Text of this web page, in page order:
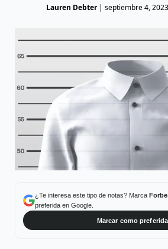
Lauren Debter| septiembre 4,
¿Te interesa este tipo de notas? Marca
preferida en Google.
Marcar como preferida